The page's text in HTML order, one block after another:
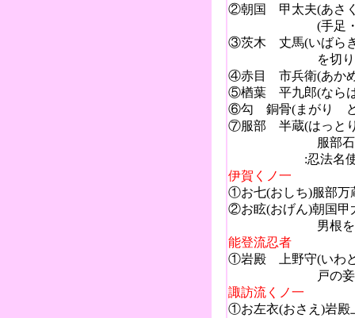
②朝国 甲太夫(あさく
(手足・耳・眼・
③茨木 丈馬(いばらき
を切り取り、
④赤目 市兵衛(あか
⑤楢葉 平九郎(なら
⑥勾 銅骨(まがり ど
⑦服部 半蔵(はっとり
服部石見守（い
:忍法名使用
伊賀くノ一
①お七(おしち)服部万
②お眩(おげん)朝国甲
男根を切り取り
能登流忍者
①岩殿 上野守(いわ
戸の妾から習っ
諏訪流くノ一
①お左衣(おさえ)岩殿